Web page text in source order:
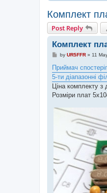
Комплект
Post Reply
Комплект
P
s
t
by UR5FFR» 11
Приймач
5-ти діапазонні
Ціна комплекту з
Розміри плат